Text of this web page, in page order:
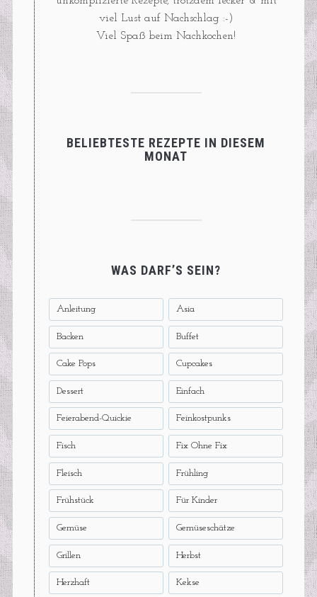
viel Lust auf Nachschlag :-)
Viel Spaß beim Nachkochen!
BELIEBTESTE REZEPTE IN DIESEM
MONAT
WAS DARF’S SEIN?
Anleitung Asia
Backen Buffet
Cake Pops Cupcakes
Dessert Einfach
Feierabend-Quickie Feinkostpunks
Fisch Fix Ohne Fix
Fleisch Frühling
Frühstück Für Kinder
Gemüse Gemüseschätze
Grillen Herbst
Herzhaft Kekse